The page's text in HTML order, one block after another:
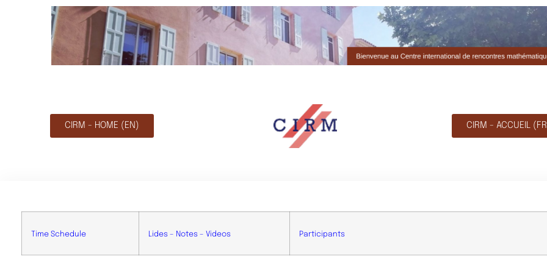
CIRM - HOME (EN) CIRM - ACCUEIL
Time Schedule Lides – Notes – Videos Participants